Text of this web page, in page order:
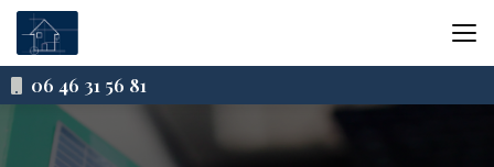
Aller
contenu
principal06 46 31 56 81